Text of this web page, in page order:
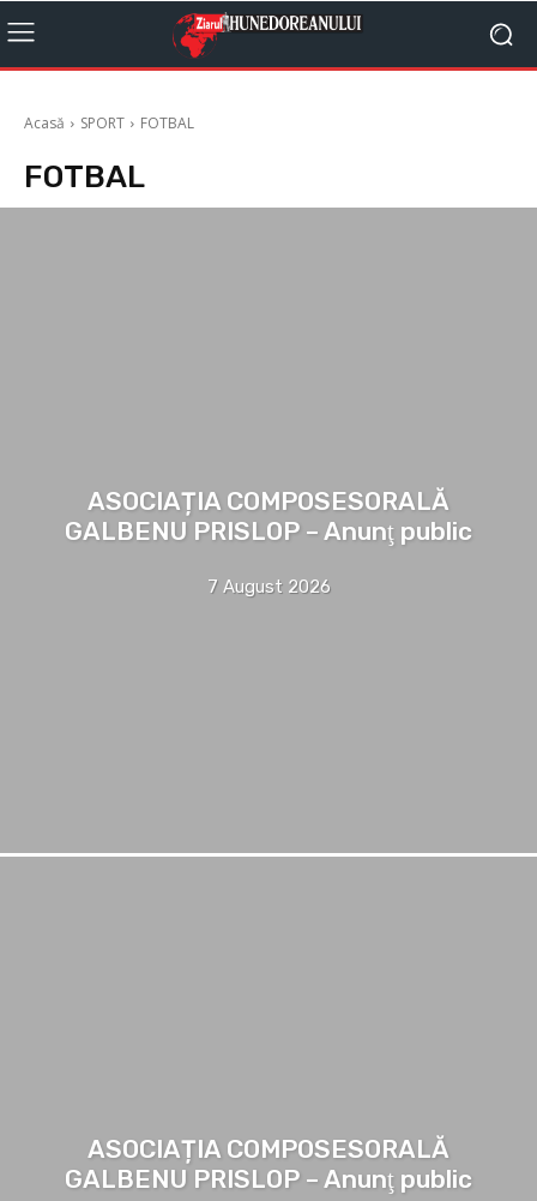
Acasă SPORT FOTBAL
FOTBAL
ASOCIAȚIA COMPOSESORALĂ
GALBENU PRISLOP – Anunţ public
7 August 2026
ASOCIAȚIA COMPOSESORALĂ
GALBENU PRISLOP – Anunţ public